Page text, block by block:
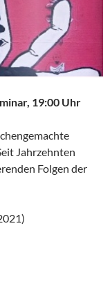
19:00 Uhr
Jahrzehnten
Folgen der